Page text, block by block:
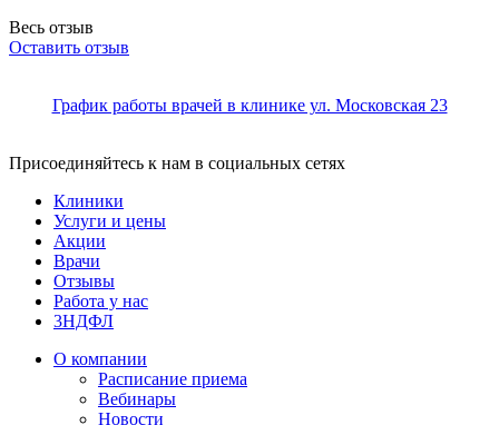
Весь отзыв
Оставить отзыв
График работы врачей в клинике ул. Московская 23
Присоединяйтесь к нам в социальных сетях
Клиники
Услуги и цены
Акции
Врачи
Отзывы
Работа у нас
3НДФЛ
О компании
Расписание приема
Вебинары
Новости